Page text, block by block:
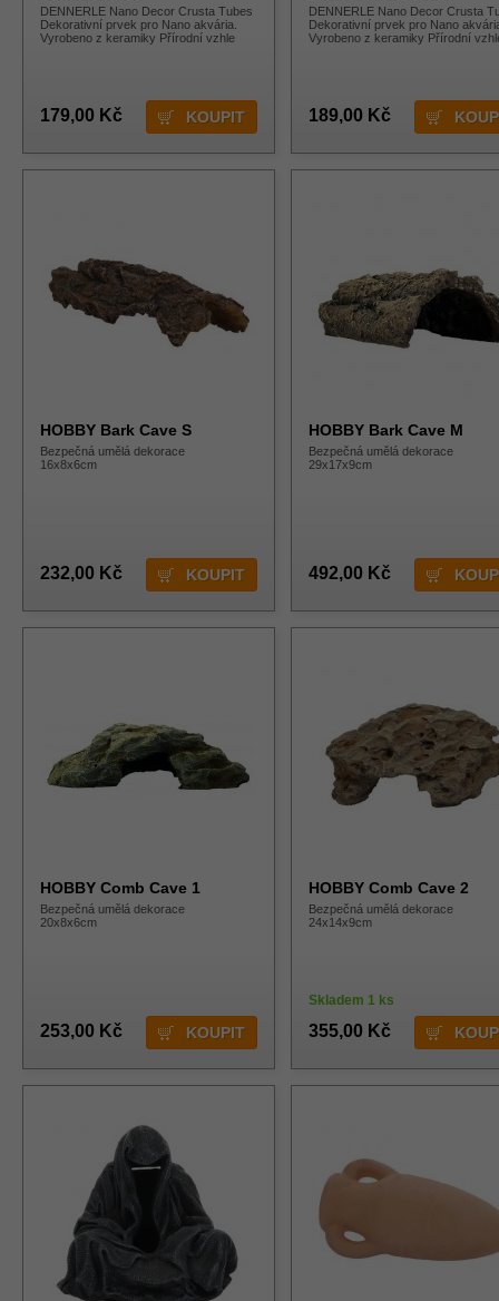
DENNERLE Nano Decor Crusta Tubes
Dekorativní prvek pro Nano akvária.
Vyrobeno z keramiky Přírodní vzhle
179,00 Kč
DENNERLE Nano Decor Crusta
Dekorativní prvek pro Nano
Vyrobeno z keramiky Přírodní
189,00 Kč
HOBBY Bark Cave S
Bezpečná umělá dekorace
16x8x6cm
232,00 Kč
HOBBY Bark Cave M
Bezpečná umělá dekorace
29x17x9cm
492,00 Kč
HOBBY Comb Cave 1
Bezpečná umělá dekorace
20x8x6cm
253,00 Kč
HOBBY Comb Cave 2
Bezpečná umělá dekorace
24x14x9cm
Skladem 1 ks
355,00 Kč